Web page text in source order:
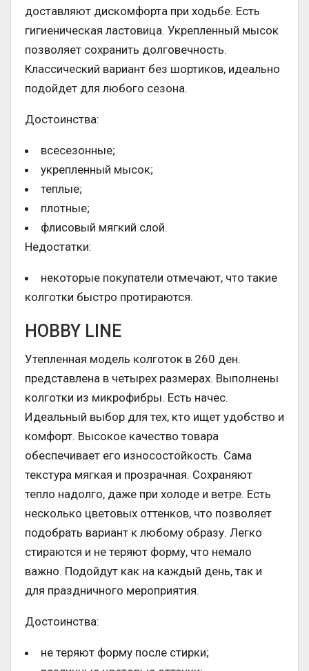
доставляют дискомфорта при ходьбе. Есть
гигиеническая ластовица. Укрепленный мысок
позволяет сохранить долговечность.
Классический вариант без шортиков, идеально
подойдет для любого сезона.
Достоинства:
всесезонные;
укрепленный мысок;
теплые;
плотные;
флисовый мягкий слой.
Недостатки:
некоторые покупатели отмечают, что такие
колготки быстро протираются.
HOBBY LINE
Утепленная модель колготок в 260 ден.
представлена в четырех размерах. Выполнены
колготки из микрофибры. Есть начес.
Идеальный выбор для тех, кто ищет удобство и
комфорт. Высокое качество товара
обеспечивает его износостойкость. Сама
текстура мягкая и прозрачная. Сохраняют
тепло надолго, даже при холоде и ветре. Есть
несколько цветовых оттенков, что позволяет
подобрать вариант к любому образу. Легко
стираются и не теряют форму, что немало
важно. Подойдут как на каждый день, так и
для праздничного мероприятия.
Достоинства:
не теряют форму после стирки;